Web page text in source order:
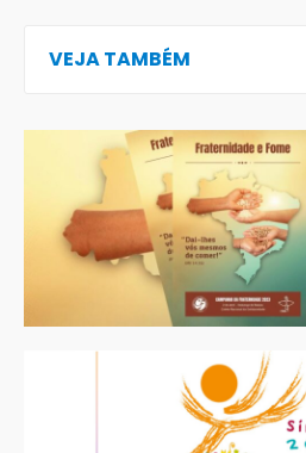
VEJA TAMBÉM